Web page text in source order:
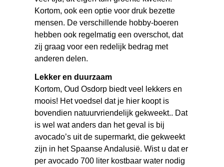
Kortom, ook een optie voor druk bezette
mensen. De verschillende hobby-boeren
hebben ook regelmatig een overschot, dat
zij graag voor een redelijk bedrag met
anderen delen.
Lekker en duurzaam
Kortom, Oud Osdorp biedt veel lekkers en
moois! Het voedsel dat je hier koopt is
bovendien natuurvriendelijk gekweekt.. Dat
is wel wat anders dan het geval is bij
avocado’s uit de supermarkt, die gekweekt
zijn in het Spaanse Andalusië. Wist u dat er
per avocado 700 liter kostbaar water nodig